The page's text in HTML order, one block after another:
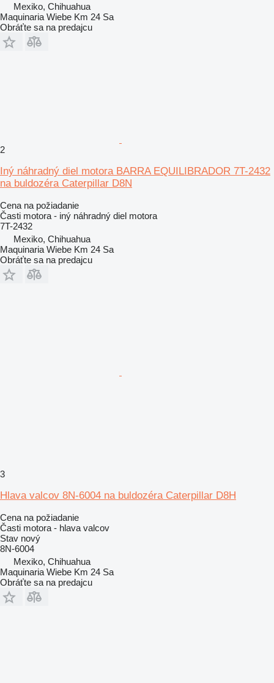
Mexiko, Chihuahua
Maquinaria Wiebe Km 24 Sa
Obráťte sa na predajcu
2
Iný náhradný diel motora BARRA EQUILIBRADOR 7T-2432
na buldozéra Caterpillar D8N
Cena na požiadanie
Časti motora - iný náhradný diel motora
7T-2432
Mexiko, Chihuahua
Maquinaria Wiebe Km 24 Sa
Obráťte sa na predajcu
3
Hlava valcov 8N-6004 na buldozéra Caterpillar D8H
Cena na požiadanie
Časti motora - hlava valcov
Stav nový
8N-6004
Mexiko, Chihuahua
Maquinaria Wiebe Km 24 Sa
Obráťte sa na predajcu